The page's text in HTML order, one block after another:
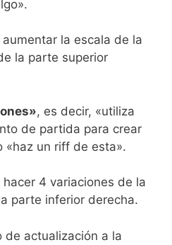
la escala de la
la parte superior
, es decir, «utiliza
de partida para crear
«haz un riff de esta».
4 variaciones de la
parte inferior derecha.
de actualización a la